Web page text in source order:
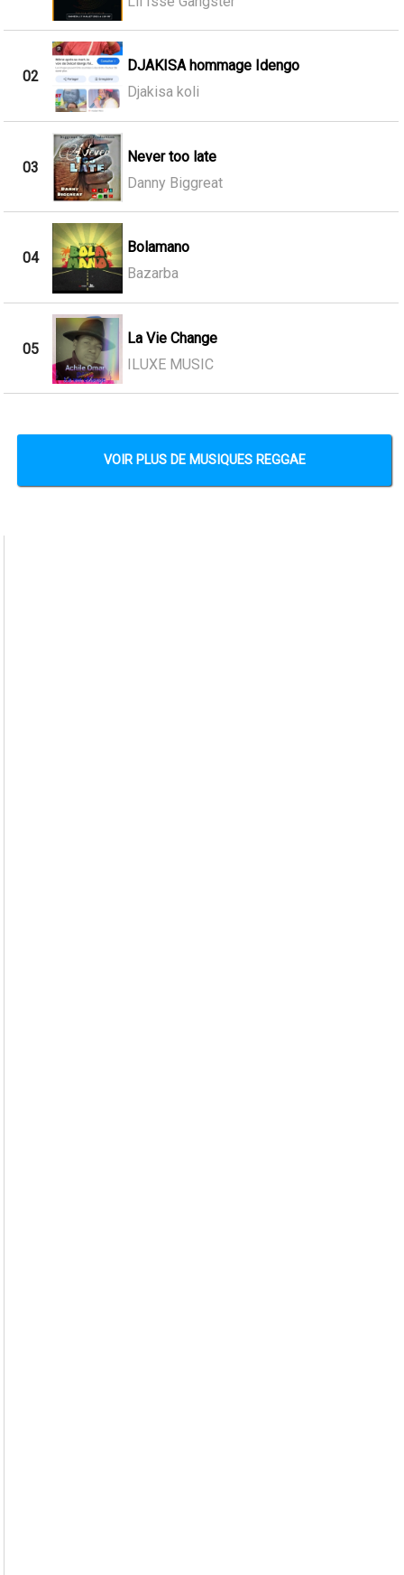
02
DJAKISA hommage Idengo
Djakisa koli
03
Never too late
Danny Biggreat
04
Bolamano
Bazarba
05
La Vie Change
ILUXE MUSIC
VOIR PLUS DE MUSIQUES REGGAE